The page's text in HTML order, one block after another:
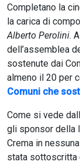
Completano la
la carica di
Alberto Perolini.
dell’assemblea
sostenute dai
almeno il 20 per
Comuni che
Come si vede
gli sponsor della
Crema in
stata sottoscritta